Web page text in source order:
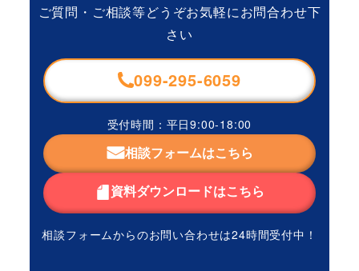
ご質問・ご相談等どうぞお気軽にお問合わせ下
さい
相談フォームはこちら
資料ダウンロードはこちら
099-295-6059
受付時間：平日9:00-18:00
相談フォームからのお問い合わせは24時間受付中！